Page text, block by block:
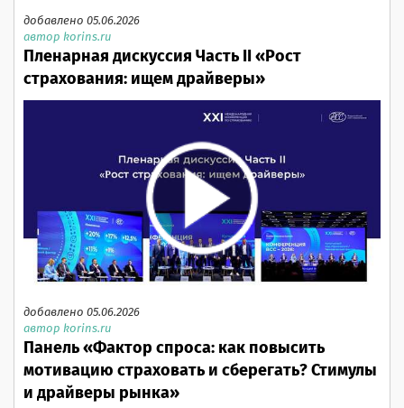
добавлено 05.06.2026
автор korins.ru
Пленарная дискуссия Часть II «Рост
страхования: ищем драйверы»
добавлено 05.06.2026
автор korins.ru
Панель «Фактор спроса: как повысить
мотивацию страховать и сберегать? Стимулы
и драйверы рынка»